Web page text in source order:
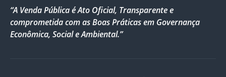
“A Venda Pública é Ato Oficial, Transparente e
comprometida com as Boas Práticas em Governança
Econômica, Social e Ambiental.”